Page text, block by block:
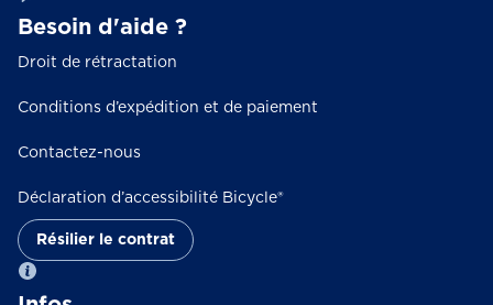
Besoin d'aide ?
Droit de rétractation
Conditions d’expédition et de paiement
Contactez-nous
Déclaration d’accessibilité Bicycle®
Résilier le contrat